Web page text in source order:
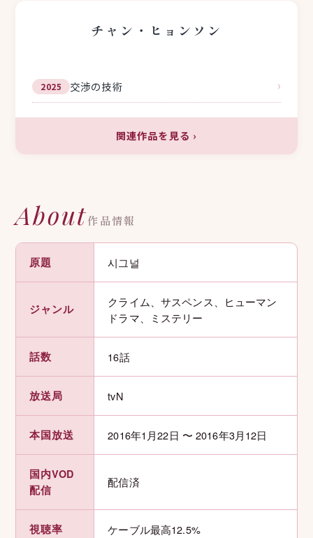
チャン・ヒョンソン
2025 交渉の技術 ›
関連作品を見る ›
About作品情報
原題 시그널
ジャンル
クライム、サスペンス、ヒューマン
ドラマ、ミステリー
話数 16話
放送局 tvN
本国放送 2016年1月22日 〜 2016年3月12日
国内VOD
配信
配信済
視聴率 ケーブル最高12.5%